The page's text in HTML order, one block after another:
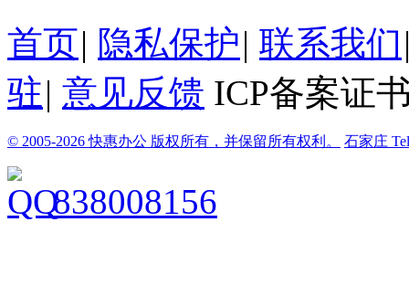
首页| 隐私保护| 联系我们
驻| 意见反馈 ICP备案证
© 2005-2026 快惠办公 版权所有，并保留所有权利。 石家庄
838008156